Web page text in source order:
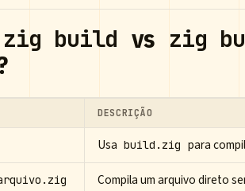
zig build vs zig
DESCRIÇÃO
Usa build.zig para
Compila um arquivo direto